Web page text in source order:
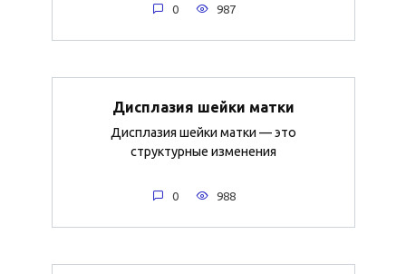
0 987
Дисплазия шейки матки
Дисплазия шейки матки — это
структурные изменения
0 988